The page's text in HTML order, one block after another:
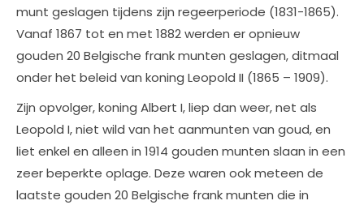
munt geslagen tijdens zijn regeerperiode (1831-1865).
Vanaf 1867 tot en met 1882 werden er opnieuw
gouden 20 Belgische frank munten geslagen, ditmaal
onder het beleid van koning Leopold II (1865 – 1909).
Zijn opvolger, koning Albert I, liep dan weer, net als
Leopold I, niet wild van het aanmunten van goud, en
liet enkel en alleen in 1914 gouden munten slaan in een
zeer beperkte oplage. Deze waren ook meteen de
laatste gouden 20 Belgische frank munten die in